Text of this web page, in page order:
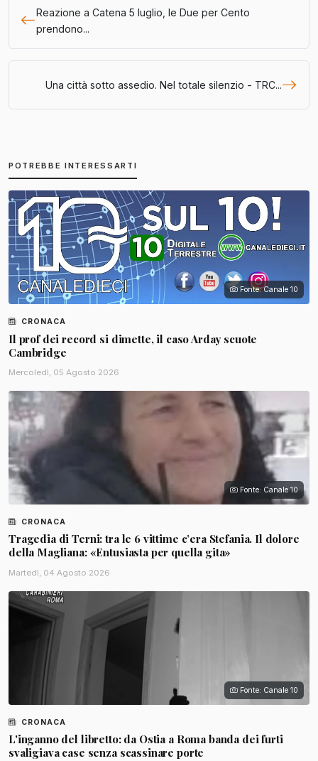
Reazione a Catena 5 luglio, le Due per Cento
prendono...
Una città sotto assedio. Nel totale silenzio - TRC...
POTREBBE INTERESSARTI
Fonte: Canale 10
CRONACA
Il prof dei record si dimette, il caso Arday scuote
Cambridge
Mercoledì, 05 Agosto 2026
Fonte: Canale 10
CRONACA
Tragedia di Terni: tra le 6 vittime c’era Stefania. Il dolore
della Magliana: «Entusiasta per quella gita»
Martedì, 04 Agosto 2026
Fonte: Canale 10
CRONACA
L'inganno del libretto: da Ostia a Roma banda dei furti
svaligiava case senza scassinare porte